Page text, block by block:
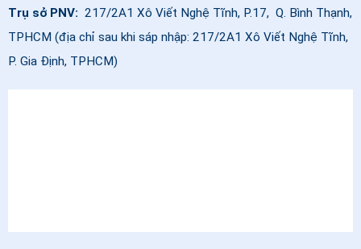
Trụ sở PNV: 217/2A1 Xô Viết Nghệ Tĩnh, P.17, Q. Bình Thạnh,
TPHCM (địa chỉ sau khi sáp nhập: 217/2A1 Xô Viết Nghệ Tĩnh,
P. Gia Định, TPHCM)